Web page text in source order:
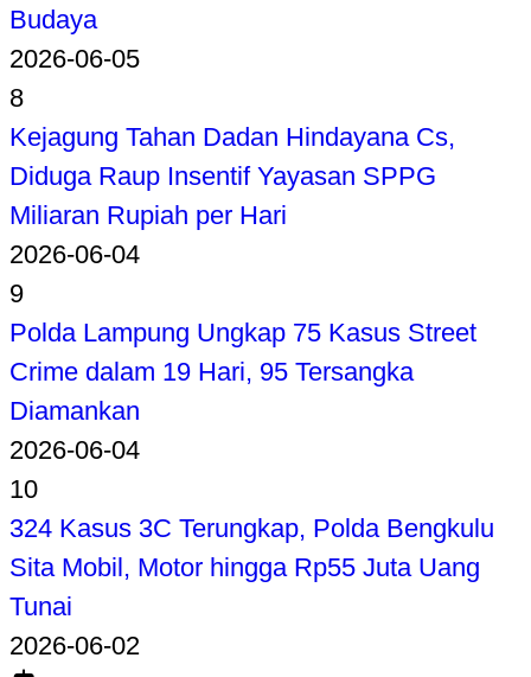
Budaya
2026-06-05
8
Kejagung Tahan Dadan Hindayana Cs,
Diduga Raup Insentif Yayasan SPPG
Miliaran Rupiah per Hari
2026-06-04
9
Polda Lampung Ungkap 75 Kasus Street
Crime dalam 19 Hari, 95 Tersangka
Diamankan
2026-06-04
10
324 Kasus 3C Terungkap, Polda Bengkulu
Sita Mobil, Motor hingga Rp55 Juta Uang
Tunai
2026-06-02